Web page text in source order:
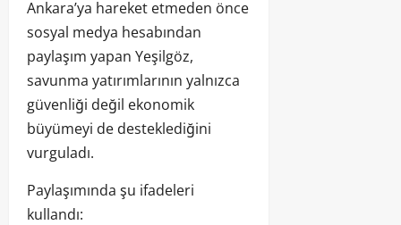
Ankara’ya hareket etmeden önce
sosyal medya hesabından
paylaşım yapan Yeşilgöz,
savunma yatırımlarının yalnızca
güvenliği değil ekonomik
büyümeyi de desteklediğini
vurguladı.
Paylaşımında şu ifadeleri
kullandı: